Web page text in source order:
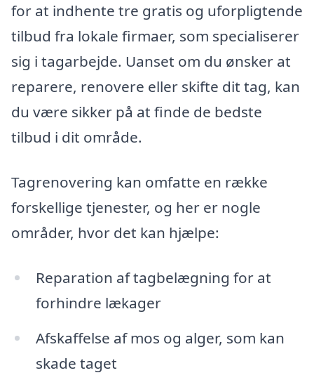
for at indhente tre gratis og uforpligtende
tilbud fra lokale firmaer, som specialiserer
sig i tagarbejde. Uanset om du ønsker at
reparere, renovere eller skifte dit tag, kan
du være sikker på at finde de bedste
tilbud i dit område.
Tagrenovering kan omfatte en række
forskellige tjenester, og her er nogle
områder, hvor det kan hjælpe:
Reparation af tagbelægning for at
forhindre lækager
Afskaffelse af mos og alger, som kan
skade taget